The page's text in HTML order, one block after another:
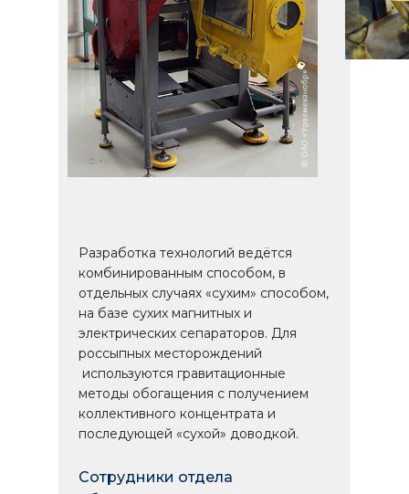
Разработка технологий ведётся
комбинированным способом, в
отдельных случаях «сухим» способом,
на базе сухих магнитных и
электрических сепараторов. Для
россыпных месторождений
используются гравитационные
методы обогащения с получением
коллективного концентрата и
последующей «сухой» доводкой.
Сотрудники отдела